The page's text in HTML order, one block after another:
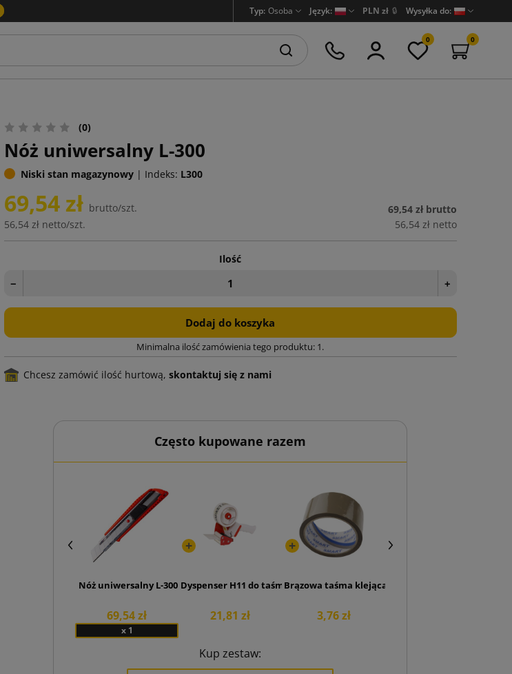
Typ: Osoba Język: PLN zł 🔒 Wysyłka do:
0 0
(0)
Nóż uniwersalny L-300
Niski stan magazynowy| Indeks: L300
69,54 zł brutto/szt.
56,54 zł netto/szt.
69,54 zł brutto
56,54 zł netto
Ilość
− +
Dodaj do koszyka
Minimalna ilość zamówienia tego produktu: 1.
Chcesz zamówić ilość hurtową, skontaktuj się z nami
Często kupowane razem
Nóż uniwersalny L-300
69,54 zł
x 1
Dyspenser H11 do taśmy 50mm
21,81 zł
Brązowa taśma klejąca SMART Akryl 48/50
3,76 zł
Kup zestaw: